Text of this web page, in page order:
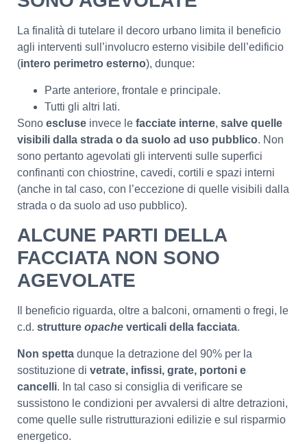
La finalità di tutelare il decoro urbano limita il beneficio
agli interventi sull’involucro esterno visibile dell’edificio
(intero perimetro esterno), dunque:
Parte anteriore, frontale e principale.
Tutti gli altri lati.
Sono escluse invece le facciate interne, salve quelle
visibili dalla strada o da suolo ad uso pubblico. Non
sono pertanto agevolati gli interventi sulle superfici
confinanti con chiostrine, cavedi, cortili e spazi interni
(anche in tal caso, con l’eccezione di quelle visibili dalla
strada o da suolo ad uso pubblico).
ALCUNE PARTI DELLA
FACCIATA NON SONO
AGEVOLATE
Il beneficio riguarda, oltre a balconi, ornamenti o fregi, le
c.d. strutture opache verticali della facciata.
Non spetta dunque la detrazione del 90% per la
sostituzione di vetrate, infissi, grate, portoni e
cancelli. In tal caso si consiglia di verificare se
sussistono le condizioni per avvalersi di altre detrazioni,
come quelle sulle ristrutturazioni edilizie e sul risparmio
energetico.